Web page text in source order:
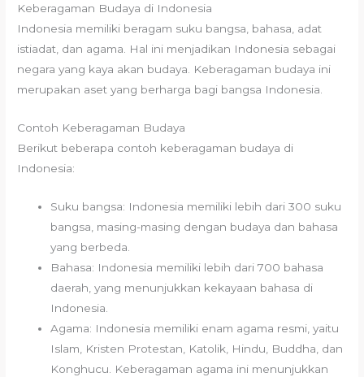
Keberagaman Budaya di Indonesia
Indonesia memiliki beragam suku bangsa, bahasa, adat
istiadat, dan agama. Hal ini menjadikan Indonesia sebagai
negara yang kaya akan budaya. Keberagaman budaya ini
merupakan aset yang berharga bagi bangsa Indonesia.
Contoh Keberagaman Budaya
Berikut beberapa contoh keberagaman budaya di
Indonesia:
Suku bangsa: Indonesia memiliki lebih dari 300 suku
bangsa, masing-masing dengan budaya dan bahasa
yang berbeda.
Bahasa: Indonesia memiliki lebih dari 700 bahasa
daerah, yang menunjukkan kekayaan bahasa di
Indonesia.
Agama: Indonesia memiliki enam agama resmi, yaitu
Islam, Kristen Protestan, Katolik, Hindu, Buddha, dan
Konghucu. Keberagaman agama ini menunjukkan